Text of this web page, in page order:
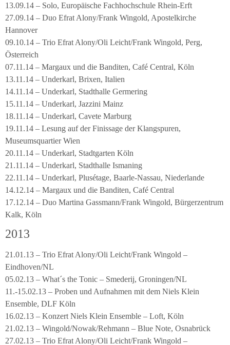
13.09.14 – Solo, Europäische Fachhochschule Rhein-Erft
27.09.14 – Duo Efrat Alony/Frank Wingold, Apostelkirche
Hannover
09.10.14 – Trio Efrat Alony/Oli Leicht/Frank Wingold, Perg,
Österreich
07.11.14 – Margaux und die Banditen, Café Central, Köln
13.11.14 – Underkarl, Brixen, Italien
14.11.14 – Underkarl, Stadthalle Germering
15.11.14 – Underkarl, Jazzini Mainz
18.11.14 – Underkarl, Cavete Marburg
19.11.14 – Lesung auf der Finissage der Klangspuren,
Museumsquartier Wien
20.11.14 – Underkarl, Stadtgarten Köln
21.11.14 – Underkarl, Stadthalle Ismaning
22.11.14 – Underkarl, Plusétage, Baarle-Nassau, Niederlande
14.12.14 – Margaux und die Banditen, Café Central
17.12.14 – Duo Martina Gassmann/Frank Wingold, Bürgerzentrum
Kalk, Köln
2013
21.01.13 – Trio Efrat Alony/Oli Leicht/Frank Wingold –
Eindhoven/NL
05.02.13 – What´s the Tonic – Smederij, Groningen/NL
11.-15.02.13 – Proben und Aufnahmen mit dem Niels Klein
Ensemble, DLF Köln
16.02.13 – Konzert Niels Klein Ensemble – Loft, Köln
21.02.13 – Wingold/Nowak/Rehmann – Blue Note, Osnabrück
27.02.13 – Trio Efrat Alony/Oli Leicht/Frank Wingold –